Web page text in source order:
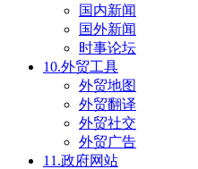
国内新闻
国外新闻
时事论坛
10.外贸工具
外贸地图
外贸翻译
外贸社交
外贸广告
11.政府网站